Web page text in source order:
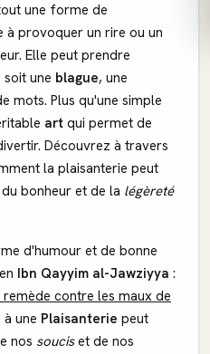
une forme de
à provoquer un rire ou un
Elle peut prendre
une blague, une
mots. Plus qu'une simple
art qui permet de
Découvrez à travers
la plaisanterie peut
bonheur et de la légèreté
d'humour et de bonne
Ibn Qayyim al-Jawziyya :
contre les maux de
une Plaisanterie peut
nos souciset de nos